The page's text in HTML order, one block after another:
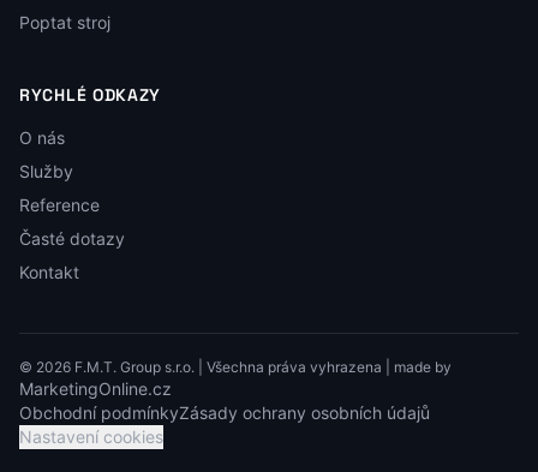
Poptat stroj
RYCHLÉ ODKAZY
O nás
Služby
Reference
Časté dotazy
Kontakt
© 2026 F.M.T. Group s.r.o. | Všechna práva vyhrazena | made by
MarketingOnline.cz
Obchodní podmínkyZásady ochrany osobních údajů
Nastavení cookies